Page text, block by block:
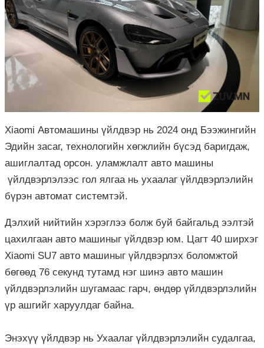
Xiaomi Автомашины үйлдвэр нь 2024 онд Бээжингийн
Эдийн засаг, технологийн хөгжлийн бүсэд баригдаж,
ашиглалтад орсон. уламжлалт авто машины
үйлдвэрлэлээс гол ялгаа нь ухаалаг үйлдвэрлэлийн
бүрэн автомат системтэй.
Дэлхий нийтийн хэрэглээ болж буй байгальд ээлтэй
цахилгаан авто машиныг үйлдвэр юм. Цагт 40 ширхэг
Xiaomi SU7 авто машиныг үйлдвэрлэх боломжтой
бөгөөд 76 секунд тутамд нэг шинэ авто машин
үйлдвэрлэлийн шугамаас гарч, өндөр үйлдвэрлэлийн
үр ашгийг харуулдаг байна.
Энэхүү үйлдвэр нь Ухаалаг үйлдвэрлэлийн судалгаа,